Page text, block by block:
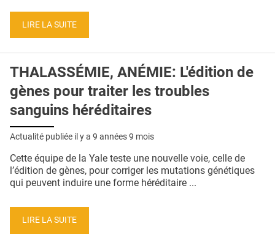
CONTACT
LIRE LA SUITE
THALASSÉMIE, ANÉMIE: L'édition de
gènes pour traiter les troubles
sanguins héréditaires
Actualité publiée il y a 9 années 9 mois
Cette équipe de la Yale teste une nouvelle voie, celle de
l’édition de gènes, pour corriger les mutations génétiques
qui peuvent induire une forme héréditaire ...
LIRE LA SUITE